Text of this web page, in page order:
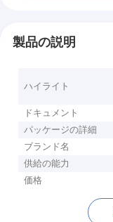
製品の説明
ハイライト
ドキュメント
パッケージの詳細
ブランド名
供給の能力
価格